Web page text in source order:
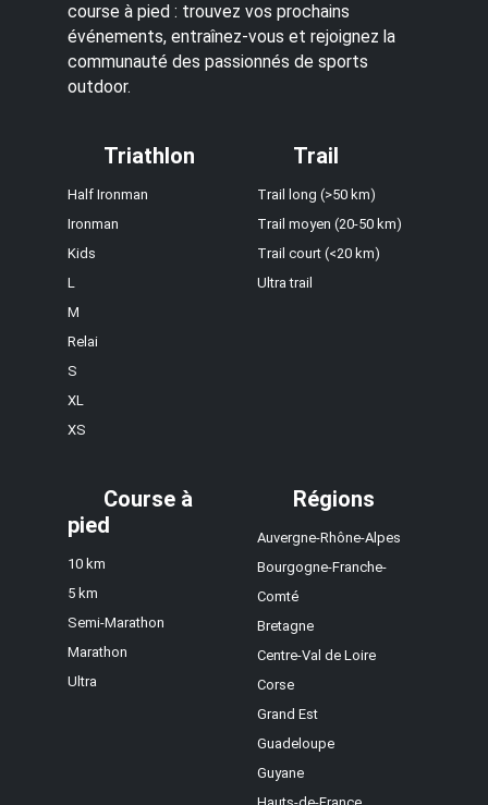
course à pied : trouvez vos prochains
événements, entraînez-vous et rejoignez la
communauté des passionnés de sports
outdoor.
Triathlon
Half Ironman
Ironman
Kids
L
M
Relai
S
XL
XS
Trail
Trail long (>50 km)
Trail moyen (20-50 km)
Trail court (<20 km)
Ultra trail
Course à
pied
10 km
5 km
Semi-Marathon
Marathon
Ultra
Régions
Auvergne-Rhône-Alpes
Bourgogne-Franche-
Comté
Bretagne
Centre-Val de Loire
Corse
Grand Est
Guadeloupe
Guyane